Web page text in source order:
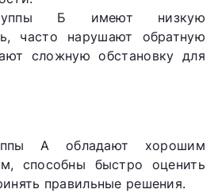
Б имеют низкую
часто нарушают обратную
сложную обстановку для
А обладают хорошим
способны быстро оценить
правильные решения.